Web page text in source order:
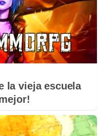
la vieja escuela